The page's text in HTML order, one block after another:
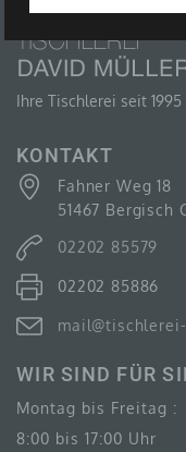
Ihre Tischlerei seit
KONTAKT
Fahner Weg 18
51467 Bergisch
02202 85579
02202 85886
WIR SIND FÜR
Montag bis Freitag :
8:00 bis 17:00 Uhr
identifizierbare
Verarbeitung
C)
automatisierter
Speicherung,
andere Form
die Vernichtung.